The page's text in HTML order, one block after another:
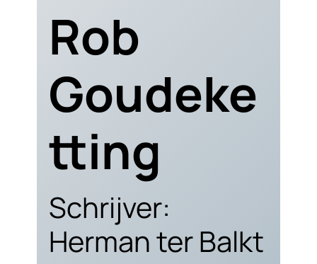
Rob
Goudeke
tting
Schrijver:
Herman ter Balkt